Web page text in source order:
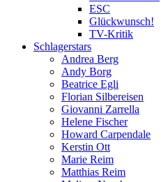
ESC
Glückwunsch!
TV-Kritik
Schlagerstars
Andrea Berg
Andy Borg
Beatrice Egli
Florian Silbereisen
Giovanni Zarrella
Helene Fischer
Howard Carpendale
Kerstin Ott
Marie Reim
Matthias Reim